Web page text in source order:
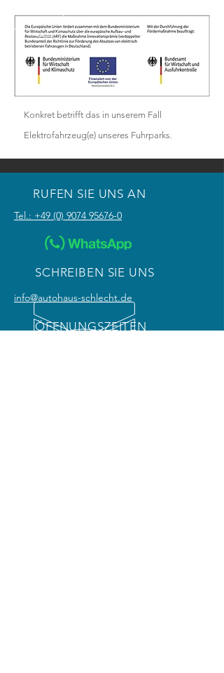
Konkret betrifft das in unserem Fall
Elektrofahrzeug(e) unseres Fuhrparks.
RUFEN SIE UNS AN
Tel.: +49 (0) 9074 95676-0
SCHREIBEN SIE UNS
info@autohaus-schlecht.de
ÖFFNUNGSZEITEN